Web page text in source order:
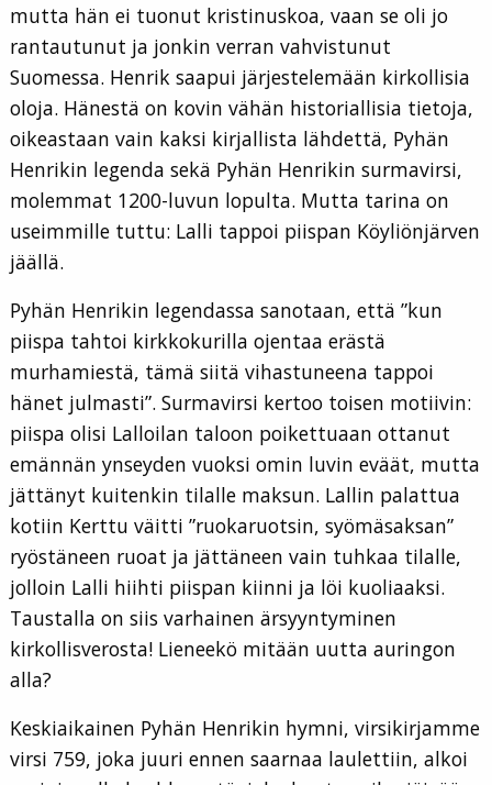
mutta hän ei tuonut kristinuskoa, vaan se oli jo
rantautunut ja jonkin verran vahvistunut
Suomessa. Henrik saapui järjestelemään kirkollisia
oloja. Hänestä on kovin vähän historiallisia tietoja,
oikeastaan vain kaksi kirjallista lähdettä, Pyhän
Henrikin legenda sekä Pyhän Henrikin surmavirsi,
molemmat 1200-luvun lopulta. Mutta tarina on
useimmille tuttu: Lalli tappoi piispan Köyliönjärven
jäällä.
Pyhän Henrikin legendassa sanotaan, että ”kun
piispa tahtoi kirkkokurilla ojentaa erästä
murhamiestä, tämä siitä vihastuneena tappoi
hänet julmasti”. Surmavirsi kertoo toisen motiivin:
piispa olisi Lalloilan taloon poikettuaan ottanut
emännän ynseyden vuoksi omin luvin eväät, mutta
jättänyt kuitenkin tilalle maksun. Lallin palattua
kotiin Kerttu väitti ”ruokaruotsin, syömäsaksan”
ryöstäneen ruoat ja jättäneen vain tuhkaa tilalle,
jolloin Lalli hiihti piispan kiinni ja löi kuoliaaksi.
Taustalla on siis varhainen ärsyyntyminen
kirkollisverosta! Lieneekö mitään uutta auringon
alla?
Keskiaikainen Pyhän Henrikin hymni, virsikirjamme
virsi 759, joka juuri ennen saarnaa laulettiin, alkoi